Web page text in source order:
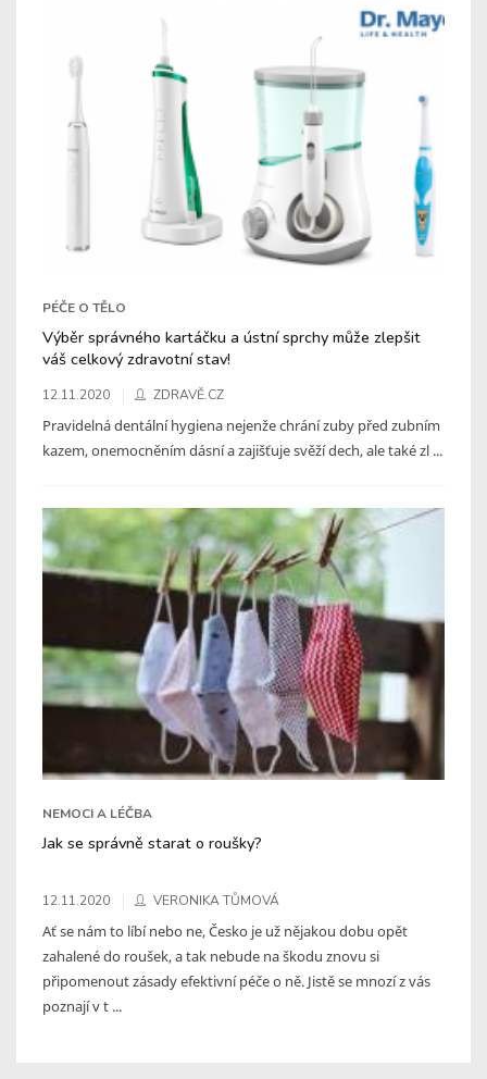
PÉČE O TĚLO
Výběr správného kartáčku a ústní sprchy může zlepšit
váš celkový zdravotní stav!
12.11.2020 ZDRAVĚ.CZ
Pravidelná dentální hygiena nejenže chrání zuby před zubním
kazem, onemocněním dásní a zajišťuje svěží dech, ale také zl ...
NEMOCI A LÉČBA
Jak se správně starat o roušky?
12.11.2020 VERONIKA TŮMOVÁ
Ať se nám to líbí nebo ne, Česko je už nějakou dobu opět
zahalené do roušek, a tak nebude na škodu znovu si
připomenout zásady efektivní péče o ně. Jistě se mnozí z vás
poznají v t ...